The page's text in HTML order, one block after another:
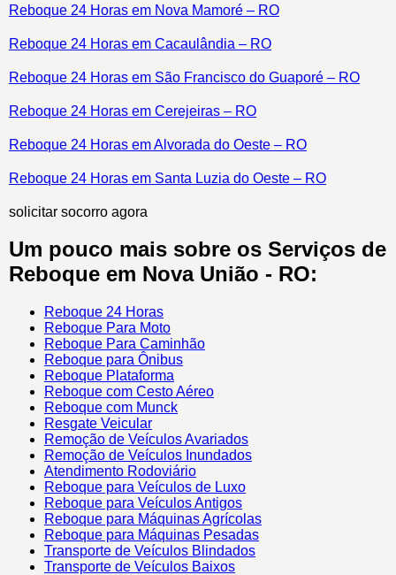
Reboque 24 Horas em Nova Mamoré – RO
Reboque 24 Horas em Cacaulândia – RO
Reboque 24 Horas em São Francisco do Guaporé – RO
Reboque 24 Horas em Cerejeiras – RO
Reboque 24 Horas em Alvorada do Oeste – RO
Reboque 24 Horas em Santa Luzia do Oeste – RO
solicitar socorro agora
Um pouco mais sobre os Serviços de
Reboque em Nova União - RO:
Reboque 24 Horas
Reboque Para Moto
Reboque Para Caminhão
Reboque para Ônibus
Reboque Plataforma
Reboque com Cesto Aéreo
Reboque com Munck
Resgate Veicular
Remoção de Veículos Avariados
Remoção de Veículos Inundados
Atendimento Rodoviário
Reboque para Veículos de Luxo
Reboque para Veículos Antigos
Reboque para Máquinas Agrícolas
Reboque para Máquinas Pesadas
Transporte de Veículos Blindados
Transporte de Veículos Baixos